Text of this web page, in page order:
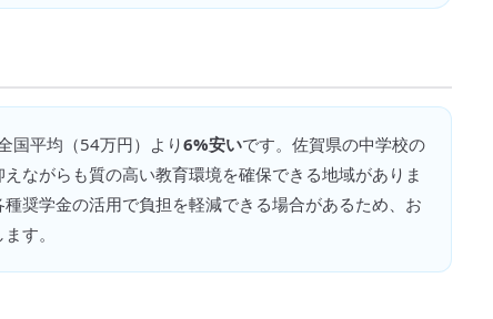
国平均（54万円）より6%安いです。 佐賀県の中学校の
ながらも質の高い教育環境を確保できる地域がありま
奨学金の活用で負担を軽減できる場合があるため、お
す。